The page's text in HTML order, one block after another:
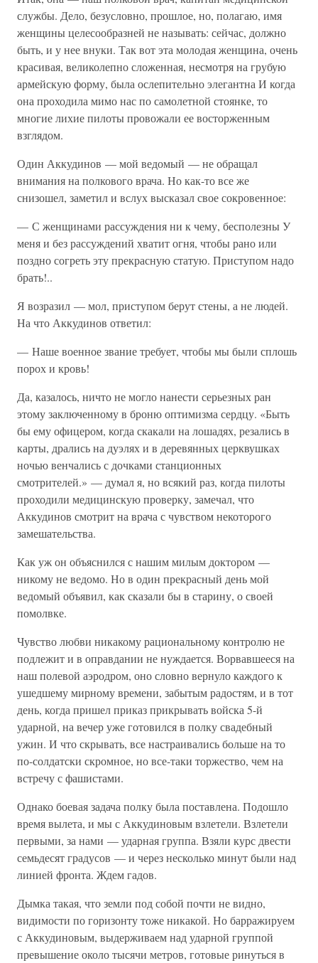
службы. Дело, безусловно, прошлое, но, полагаю, имя
женщины целесообразней не называть: сейчас, должно
быть, и у нее внуки. Так вот эта молодая женщина, очень
красивая, великолепно сложенная, несмотря на грубую
армейскую форму, была ослепительно элегантна И когда
она проходила мимо нас по самолетной стоянке, то
многие лихие пилоты провожали ее восторженным
взглядом.
Один Аккудинов — мой ведомый — не обращал
внимания на полкового врача. Но как-то все же
снизошел, заметил и вслух высказал свое сокровенное:
— С женщинами рассуждения ни к чему, бесполезны У
меня и без рассуждений хватит огня, чтобы рано или
поздно согреть эту прекрасную статую. Приступом надо
брать!..
Я возразил — мол, приступом берут стены, а не людей.
На что Аккудинов ответил:
— Наше военное звание требует, чтобы мы были сплошь
порох и кровь!
Да, казалось, ничто не могло нанести серьезных ран
этому заключенному в броню оптимизма сердцу. «Быть
бы ему офицером, когда скакали на лошадях, резались в
карты, дрались на дуэлях и в деревянных церквушках
ночью венчались с дочками станционных
смотрителей.» — думал я, но всякий раз, когда пилоты
проходили медицинскую проверку, замечал, что
Аккудинов смотрит на врача с чувством некоторого
замешательства.
Как уж он объяснился с нашим милым доктором —
никому не ведомо. Но в один прекрасный день мой
ведомый объявил, как сказали бы в старину, о своей
помолвке.
Чувство любви никакому рациональному контролю не
подлежит и в оправдании не нуждается. Ворвавшееся на
наш полевой аэродром, оно словно вернуло каждого к
ушедшему мирному времени, забытым радостям, и в тот
день, когда пришел приказ прикрывать войска 5-й
ударной, на вечер уже готовился в полку свадебный
ужин. И что скрывать, все настраивались больше на то
по-солдатски скромное, но все-таки торжество, чем на
встречу с фашистами.
Однако боевая задача полку была поставлена. Подошло
время вылета, и мы с Аккудиновым взлетели. Взлетели
первыми, за нами — ударная группа. Взяли курс двести
семьдесят градусов — и через несколько минут были над
линией фронта. Ждем гадов.
Дымка такая, что земли под собой почти не видно,
видимости по горизонту тоже никакой. Но барражируем
с Аккудиновым, выдерживаем над ударной группой
превышение около тысячи метров, готовые ринуться в